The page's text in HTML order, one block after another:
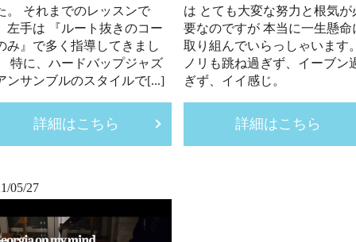
。 それまでのレッスンで
左手は 『ルート抜きのコー
み』で多く指導してきまし
特に、ハードバップジャズ
ンサンブルのスタイルで[...]
詳細はこちら
は とても大変な努力と根気が
要なのですが 本当に一生懸命
取り組んでいらっしゃいます
ノリも跳ね過ぎず、イーブン
ぎず、イイ感じ。
詳細はこちら
05/27